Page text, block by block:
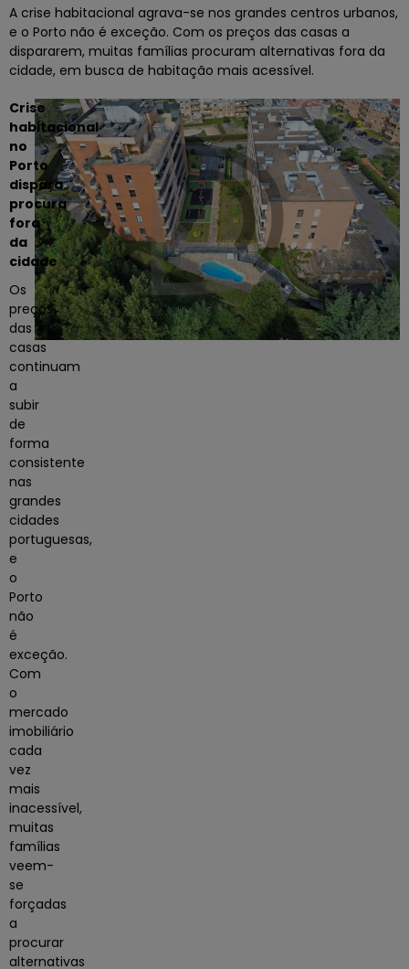
A crise habitacional agrava-se nos grandes centros urbanos,
e o Porto não é exceção. Com os preços das casas a
dispararem, muitas famílias procuram alternativas fora da
cidade, em busca de habitação mais acessível.
Crise
habitacional
no
Porto
dispara
procura
fora
da
cidade
Os
preços
das
casas
continuam
a
subir
de
forma
consistente
nas
grandes
cidades
portuguesas,
e
o
Porto
não
é
exceção.
Com
o
mercado
imobiliário
cada
vez
mais
inacessível,
muitas
famílias
veem-
se
forçadas
a
procurar
alternativas